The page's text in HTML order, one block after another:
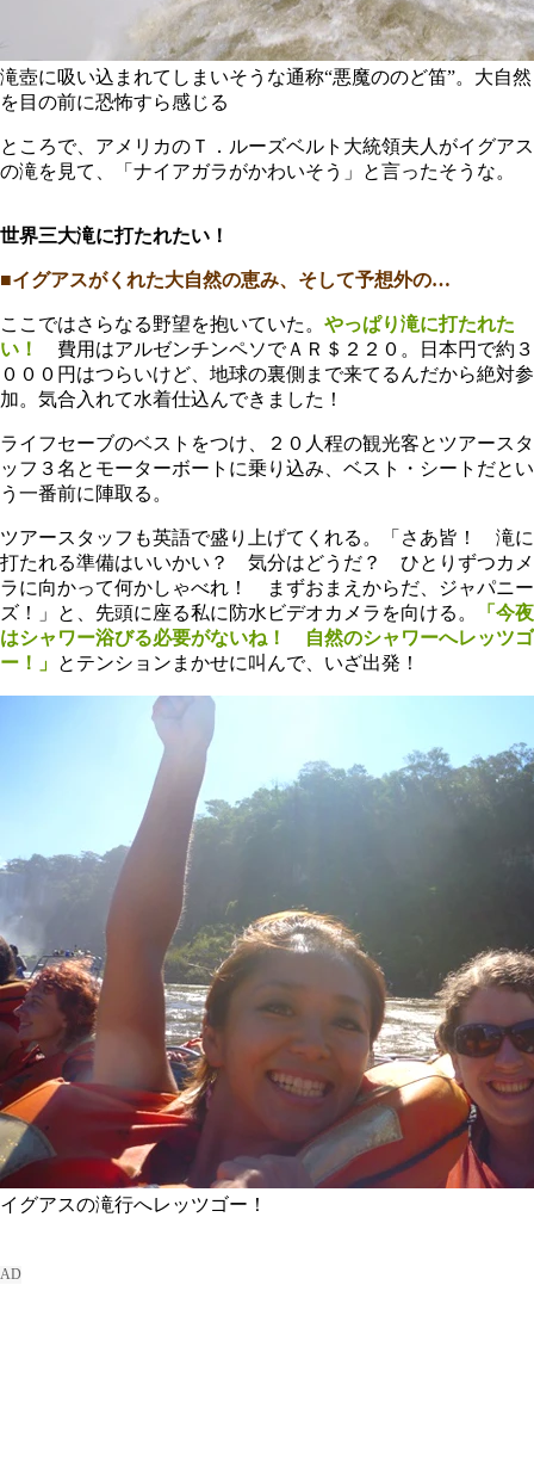
滝壺に吸い込まれてしまいそうな通称“悪魔ののど笛”。大自然
を目の前に恐怖すら感じる
ところで、アメリカのＴ．ルーズベルト大統領夫人がイグアス
の滝を見て、「ナイアガラがかわいそう」と言ったそうな。
世界三大滝に打たれたい！
■イグアスがくれた大自然の恵み、そして予想外の…
ここではさらなる野望を抱いていた。 やっぱり滝に打たれた
い！
費用はアルゼンチンペソでＡＲ＄２２０。日本円で約３
０００円はつらいけど、地球の裏側まで来てるんだから絶対参
加。気合入れて水着仕込んできました！
ライフセーブのベストをつけ、２０人程の観光客とツアースタ
ッフ３名とモーターボートに乗り込み、ベスト・シートだとい
う一番前に陣取る。
ツアースタッフも英語で盛り上げてくれる。「さあ皆！ 滝に
打たれる準備はいいかい？ 気分はどうだ？ ひとりずつカメ
ラに向かって何かしゃべれ！ まずおまえからだ、ジャパニー
ズ！」と、先頭に座る私に防水ビデオカメラを向ける。
「今夜
はシャワー浴びる必要がないね！ 自然のシャワーへレッツゴ
ー！」 とテンションまかせに叫んで、いざ出発！
イグアスの滝行へレッツゴー！